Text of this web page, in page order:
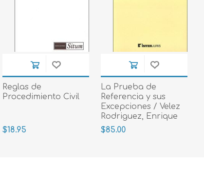
Reglas de
Procedimiento Civil
$18.95
La Prueba de
Referencia y sus
Excepciones / Velez
Rodriguez, Enrique
2018
$85.00